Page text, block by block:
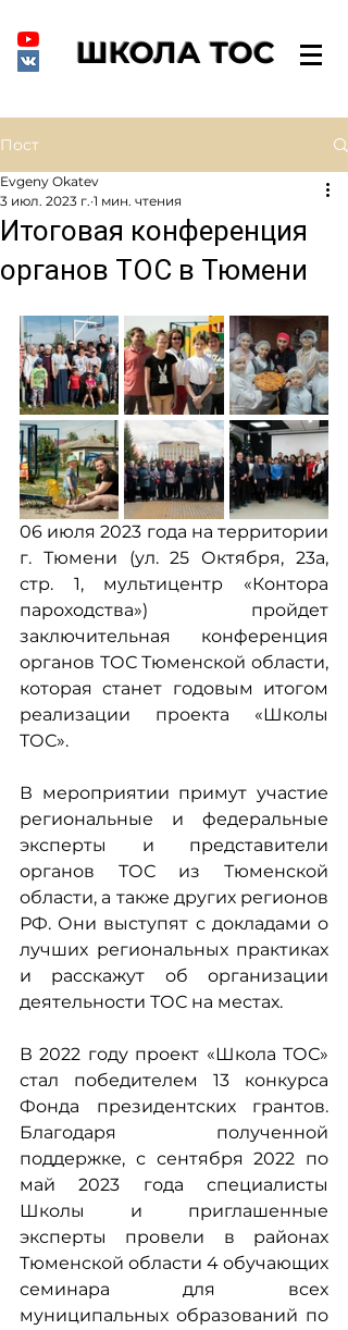
ШКОЛА ТОС
Пост
Итоговая конференция
органов ТОС в Тюмени
Evgeny Okatev
3 июл. 2023 г. 1 мин. чтения
06 июля 2023 года на территории
г. Тюмени (ул. 25 Октября, 23а,
стр. 1, мультицентр «Контора
пароходства») пройдет
заключительная конференция
органов ТОС Тюменской области,
которая станет годовым итогом
реализации проекта «Школы
ТОС».
В мероприятии примут участие
региональные и федеральные
эксперты и представители
органов ТОС из Тюменской
области, а также других регионов
РФ. Они выступят с докладами о
лучших региональных практиках
и расскажут об организации
деятельности ТОС на местах.
В 2022 году проект «Школа ТОС»
стал победителем 13 конкурса
Фонда президентских грантов.
Благодаря полученной
поддержке, с сентября 2022 по
май 2023 года специалисты
Школы и приглашенные
эксперты провели в районах
Тюменской области 4 обучающих
семинара для всех
муниципальных образований по